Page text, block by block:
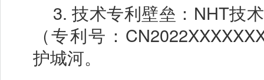
3.技术专利壁垒： NHT技
（专利号：
护城河。